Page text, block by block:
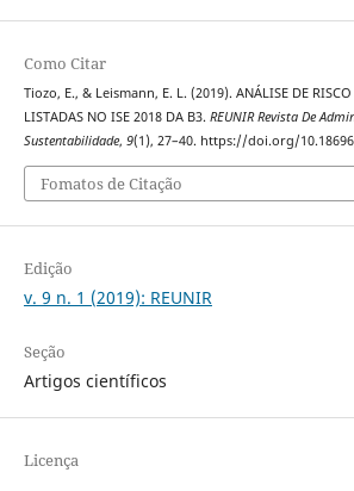
Como Citar
Tiozo, E., & Leismann, E. L. (2019). ANÁLISE DE RISCO
LISTADAS NO ISE 2018 DA B3. REUNIR Revista De
Sustentabilidade, 9(1), 27–40. https://doi.org/
Fomatos de Citação
Edição
v. 9 n. 1 (2019): REUNIR
Seção
Artigos científicos
Licença